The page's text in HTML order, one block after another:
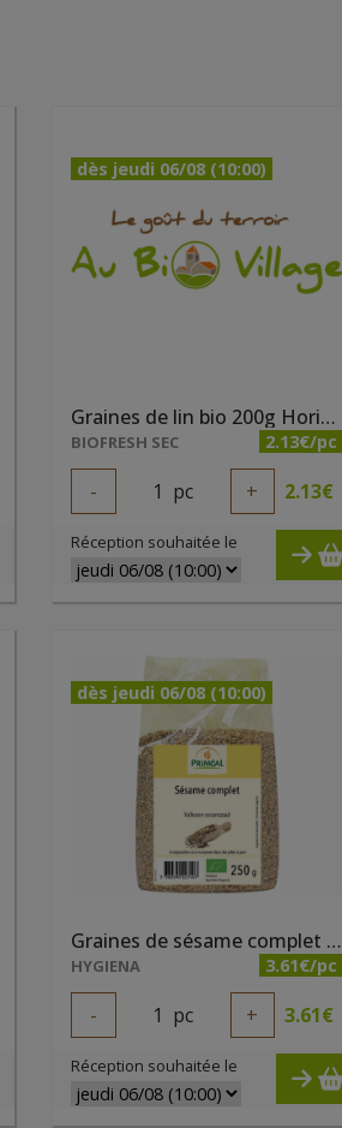
dès jeudi 06/08 (10:00)
Graines de lin bio 200g Horizon
BIOFRESH SEC 2.13€/pc
- 1 pc + 2.13€
Réception souhaitée le
dès jeudi 06/08 (10:00)
Graines de sésame complet bio Priméal 250g
HYGIENA 3.61€/pc
- 1 pc + 3.61€
Réception souhaitée le